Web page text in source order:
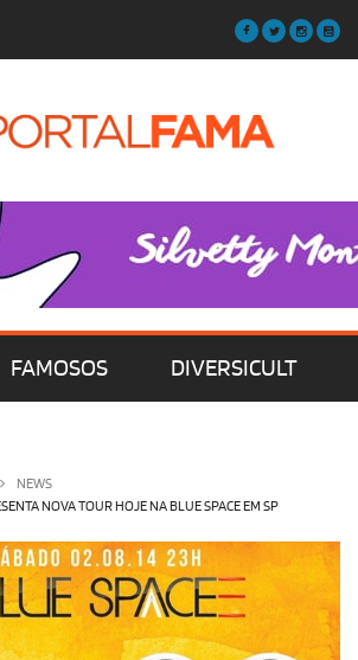
FAMOSOS DIVERSICULT
ISSO! EU QUERO!
NEWS
NOVA TOUR HOJE NA BLUE SPACE EM SP